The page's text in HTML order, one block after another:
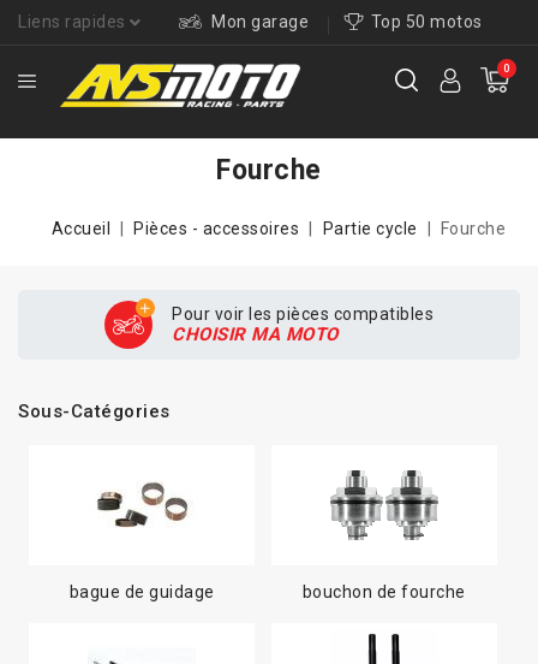
Liens rapides Mon garage Top 50 motos
0
Fourche
Accueil Pièces - accessoires Partie cycle Fourche
Pour voir les pièces compatibles
CHOISIR MA MOTO
Sous-Catégories
bague de guidage bouchon de fourche